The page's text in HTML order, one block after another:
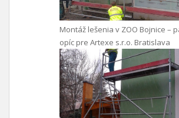
Montáž lešenia v ZOO Bojnice –
opíc pre Artexe s.r.o. Bratislava